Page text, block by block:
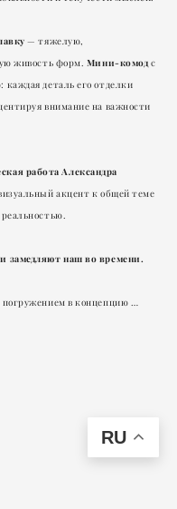
RU
— тяжелую,
живость форм. Мини-комод с
деталь его отделки
внимание на важности
работа Александра
акцент к общей теме
замедляют наш во времени.
в концепцию …